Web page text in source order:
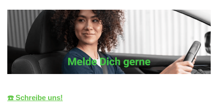
☎️ Schreibe uns!